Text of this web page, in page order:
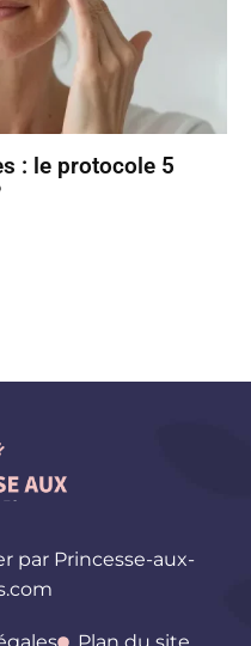
: le protocole 5
par Princesse-aux-